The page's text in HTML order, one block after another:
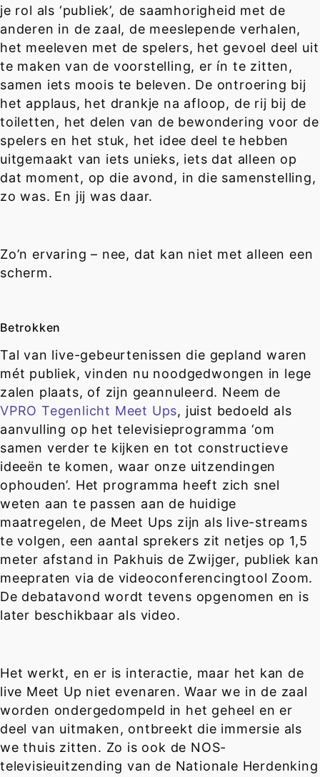
je rol als ‘publiek’, de saamhorigheid met de
anderen in de zaal, de meeslepende verhalen,
het meeleven met de spelers, het gevoel deel uit
te maken van de voorstelling, er ín te zitten,
samen iets moois te beleven. De ontroering bij
het applaus, het drankje na afloop, de rij bij de
toiletten, het delen van de bewondering voor de
spelers en het stuk, het idee deel te hebben
uitgemaakt van iets unieks, iets dat alleen op
dat moment, op die avond, in die samenstelling,
zo was. En jij was daar.
Zo’n ervaring – nee, dat kan niet met alleen een
scherm.
Betrokken
Tal van live-gebeurtenissen die gepland waren
mét publiek, vinden nu noodgedwongen in lege
zalen plaats, of zijn geannuleerd. Neem de
VPRO Tegenlicht Meet Ups, juist bedoeld als
aanvulling op het televisieprogramma ‘om
samen verder te kijken en tot constructieve
ideeën te komen, waar onze uitzendingen
ophouden’. Het programma heeft zich snel
weten aan te passen aan de huidige
maatregelen, de Meet Ups zijn als live-streams
te volgen, een aantal sprekers zit netjes op 1,5
meter afstand in Pakhuis de Zwijger, publiek kan
meepraten via de videoconferencingtool Zoom.
De debatavond wordt tevens opgenomen en is
later beschikbaar als video.
Het werkt, en er is interactie, maar het kan de
live Meet Up niet evenaren. Waar we in de zaal
worden ondergedompeld in het geheel en er
deel van uitmaken, ontbreekt die immersie als
we thuis zitten. Zo is ook de NOS-
televisieuitzending van de Nationale Herdenking